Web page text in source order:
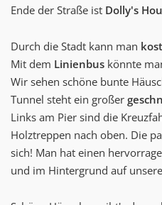
Ende der Straße ist Dolly's
Durch die Stadt kann man
Mit dem Linienbus könnte
Wir sehen schöne bunte
Tunnel steht ein großer
Links am Pier sind die
Holztreppen nach oben. Die
sich! Man hat einen
und im Hintergrund auf